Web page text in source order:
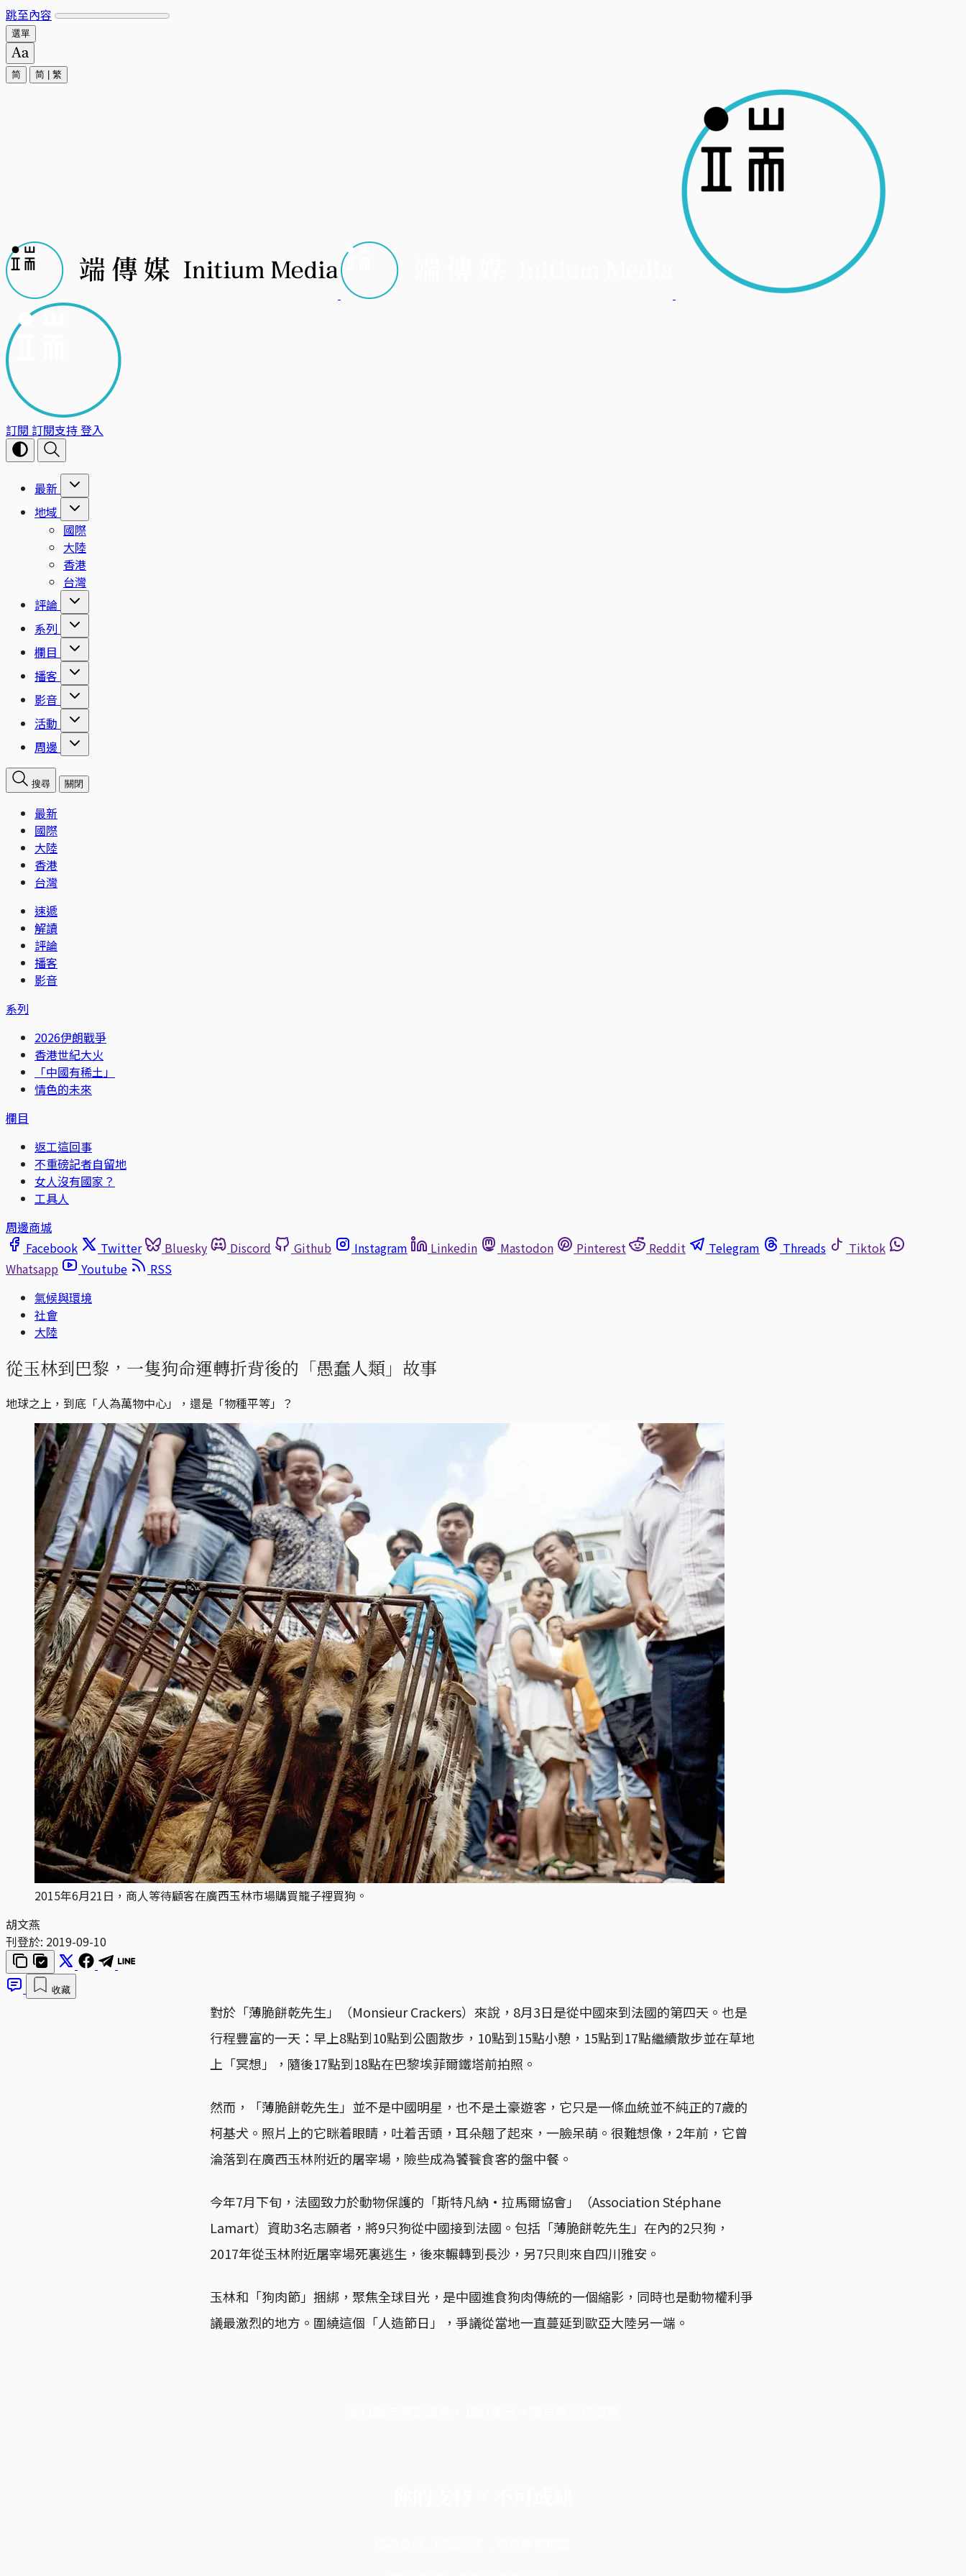
跳至內容
選單
简 简 繁
訂閱 訂閱支持登入
最新
地域
國際
大陸
香港
台灣
評論
系列
欄目
播客
影音
活動
周邊
搜尋 關閉
最新
國際
大陸
香港
台灣
速遞
解讀
評論
播客
影音
系列
2026伊朗戰爭
香港世紀大火
「中國有稀土」
情色的未來
欄目
返工這回事
不重磅記者自留地
女人沒有國家？
工具人
周邊商城
Facebook
Twitter Bluesky Discord Github Instagram Linkedin Mastodon Pinterest Reddit Telegram Threads
Tiktok
Whatsapp
Youtube
RSS
氣候與環境
社會
大陸
從玉林到巴黎，一隻狗命運轉折背後的「愚蠢人類」故事
地球之上，到底「人為萬物中心」，還是「物種平等」？
2015年6月21日，商人等待顧客在廣西玉林市場購買籠子裡買狗。
胡文燕
刊登於: 2019-09-10
收藏
對於「薄脆餅乾先生」（Monsieur Crackers）來說，8月3日是從中國來到法國的第四天。也是
行程豐富的一天：早上8點到10點到公園散步，10點到15點小憩，15點到17點繼續散步並在草地
上「冥想」，隨後17點到18點在巴黎埃菲爾鐵塔前拍照。
然而，「薄脆餅乾先生」並不是中國明星，也不是土豪遊客，它只是一條血統並不純正的7歲的
柯基犬。照片上的它眯着眼睛，吐着舌頭，耳朵翹了起來，一臉呆萌。很難想像，2年前，它曾
淪落到在廣西玉林附近的屠宰場，險些成為饕餮食客的盤中餐。
今年7月下旬，法國致力於動物保護的「斯特凡納·拉馬爾協會」（Association Stéphane
Lamart）資助3名志願者，將9只狗從中國接到法國。包括「薄脆餅乾先生」在內的2只狗，
2017年從玉林附近屠宰場死裏逃生，後來輾轉到長沙，另7只則來自四川雅安。
玉林和「狗肉節」捆綁，聚焦全球目光，是中國進食狗肉傳統的一個縮影，同時也是動物權利爭
議最激烈的地方。圍繞這個「人造節日」，爭議從當地一直蔓延到歐亞大陸另一端。